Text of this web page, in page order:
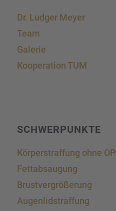
Dr. Ludger Meyer
Team
Galerie
Koope­ra­tion TUM
SCHWER­PUNKTE
Körper­straf­fung ohne OP
Fettab­sau­gung
Brust­ver­grö­ße­rung
Augen­lid­s­traf­fung